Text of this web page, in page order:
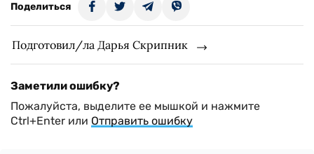
Поделиться
Подготовил/ла Дарья Скрипник
Заметили ошибку?
Пожалуйста, выделите ее мышкой и нажмите
Ctrl+Enter или Отправить ошибку